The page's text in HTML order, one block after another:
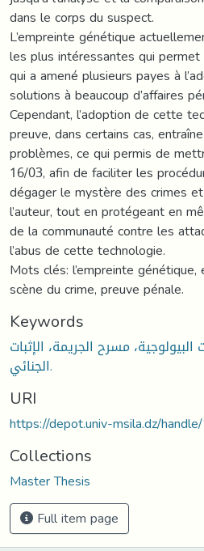
dans le corps du suspect.
L’empreinte génétique
les plus intéressantes qui permet
qui a amené plusieurs payes à
solutions à beaucoup d’affaires
Cependant, l’adoption de cette
preuve, dans certains cas,
problèmes, ce qui permis de
16/03, afin de faciliter les
dégager le mystère des crimes
l’auteur, tout en protégeant en
de la communauté contre les
l’abus de cette technologie.
Mots clés: l’empreinte
scène du crime, preuve pénale.
Keywords
البيولوجية، مسرح الجريمة، الإثبات
الجنائي.
URI
https://depot.univ-msila.dz/
Collections
Master Thesis
Full item page